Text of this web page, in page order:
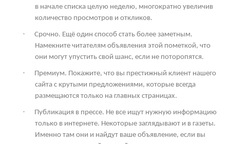
в начале списка целую неделю, многократно увеличив
количество просмотров и откликов.
·
Срочно. Ещё один способ стать более заметным.
Намекните читателям объявления этой пометкой, что
они могут упустить свой шанс, если не поторопятся.
·
Премиум. Покажите, что вы престижный клиент нашего
сайта с крутыми предложениями, которые всегда
размещаются только на главных страницах.
·
Публикация в прессе. Не все ищут нужную информацию
только в интернете. Некоторые заглядывают и в газеты.
Именно там они и найдут ваше объявление, если вы